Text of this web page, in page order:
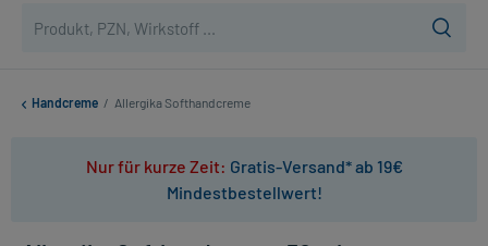
Handcreme / Allergika Softhandcreme
Nur für kurze Zeit: Gratis-Versand* ab 19€
Mindestbestellwert!